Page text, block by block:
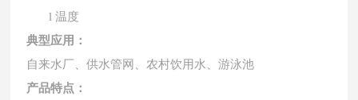
l温度
典型应用：
自来水厂 、供水管网 农村饮用水 、游泳池
产品特点：